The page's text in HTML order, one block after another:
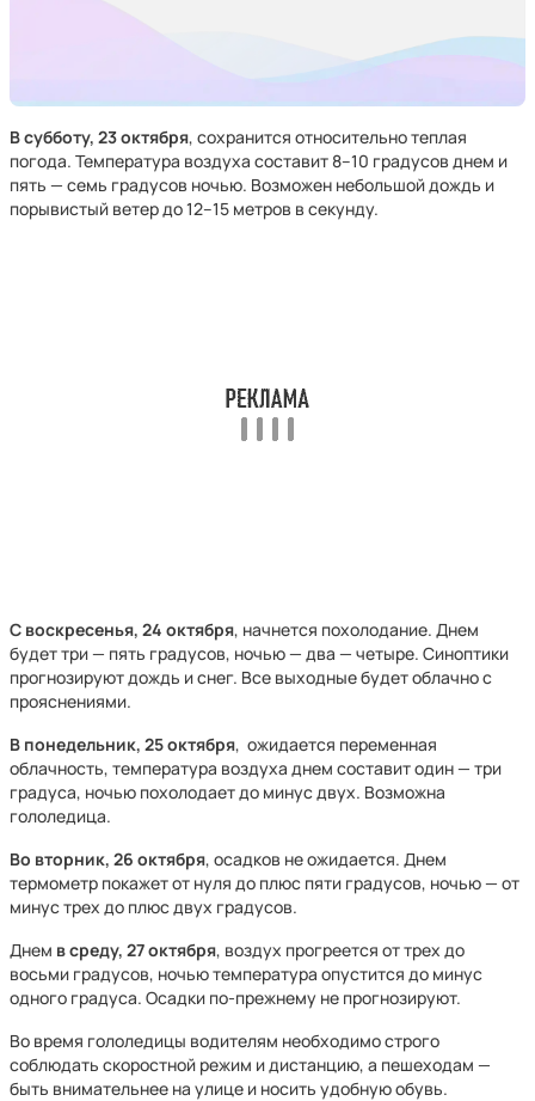
В субботу, 23 октября, сохранится относительно теплая
погода. Температура воздуха составит 8–10 градусов днем и
пять — семь градусов ночью. Возможен небольшой дождь и
порывистый ветер до 12–15 метров в секунду.
С воскресенья, 24 октября, начнется похолодание. Днем
будет три — пять градусов, ночью — два — четыре. Синоптики
прогнозируют дождь и снег. Все выходные будет облачно с
прояснениями.
В понедельник, 25 октября, ожидается переменная
облачность, температура воздуха днем составит один — три
градуса, ночью похолодает до минус двух. Возможна
гололедица.
Во вторник, 26 октября, осадков не ожидается. Днем
термометр покажет от нуля до плюс пяти градусов, ночью — от
минус трех до плюс двух градусов.
Днем в среду, 27 октября, воздух прогреется от трех до
восьми градусов, ночью температура опустится до минус
одного градуса. Осадки по-прежнему не прогнозируют.
Во время гололедицы водителям необходимо строго
соблюдать скоростной режим и дистанцию, а пешеходам —
быть внимательнее на улице и носить удобную обувь.